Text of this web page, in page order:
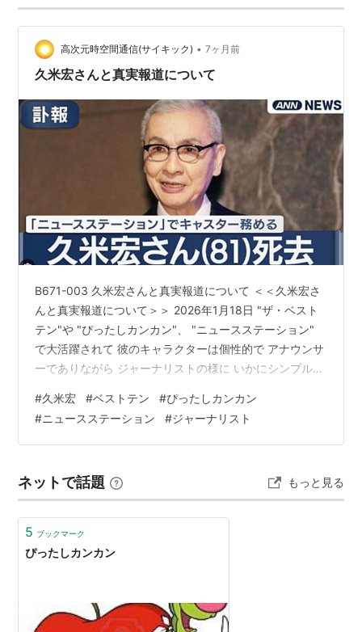
高次元時空間通信(サイキック) • 7ヶ月前
久米宏さんと真実報道について
B671-003 久米宏さんと真実報道について ＜＜久米宏さ
んと真実報道について＞＞ 2026年1月18日 "ザ・ベスト
テン"や "ぴったしカンカン"、 "ニュースステーション"
で大活躍されて 彼のキャラクターは個性的で アナウンサ
ーでありながら ジャーナリストの様に いかにシンプルに
います。 当時、山口百恵や松坂慶子さんが ベストテンの
スタジオに来た時、 鼻息をあらわに興奮していたシーン
など思い出します。（笑） ベストテンの放送中に ニュー
のコメントで ”私、初めてニュース原稿を見…
#久米宏 #ベストテン #ぴったしカンカン
#ニュースステーション #ジャーナリスト
ネットで話題 もっと見る
5 ブックマーク
ぴったしカンカン